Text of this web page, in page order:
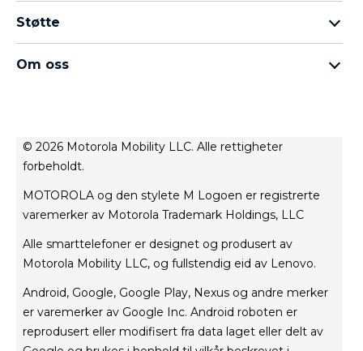
Moto G Familie
thinkphone 25 by motorola
moto tag
Støtte
Repair Status
Rescue and Smart Assistant Tool
Om oss
Salgsvilkår
Vilkår for bruk
Nettside personvern
Innovasjon
Produktets personvern
© 2026 Motorola Mobility LLC. Alle rettigheter
forbeholdt.
MOTOROLA og den stylete M Logoen er registrerte
varemerker av Motorola Trademark Holdings, LLC
Alle smarttelefoner er designet og produsert av
Motorola Mobility LLC, og fullstendig eid av Lenovo.
Android, Google, Google Play, Nexus og andre merker
er varemerker av Google Inc. Android roboten er
reprodusert eller modifisert fra data laget eller delt av